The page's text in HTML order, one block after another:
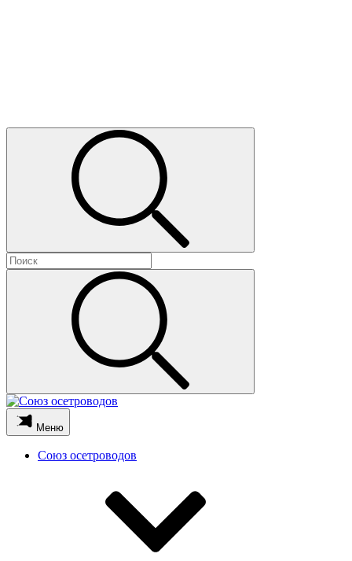
Меню
Союз осетроводов